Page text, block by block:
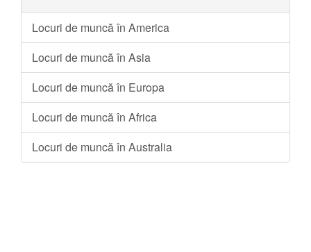
Locuri de muncă în America
Locuri de muncă în Asia
Locuri de muncă în Europa
Locuri de muncă în Africa
Locuri de muncă în Australia